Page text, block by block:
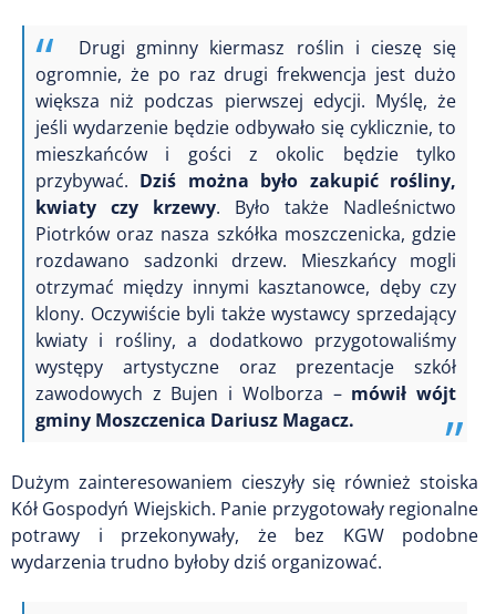
Drugi gminny kiermasz roślin i cieszę się
ogromnie, że po raz drugi frekwencja jest dużo
większa niż podczas pierwszej edycji. Myślę, że
jeśli wydarzenie będzie odbywało się cyklicznie, to
mieszkańców i gości z okolic będzie tylko
przybywać. Dziś można było zakupić rośliny,
kwiaty czy krzewy. Było także Nadleśnictwo
Piotrków oraz nasza szkółka moszczenicka, gdzie
rozdawano sadzonki drzew. Mieszkańcy mogli
otrzymać między innymi kasztanowce, dęby czy
klony. Oczywiście byli także wystawcy sprzedający
kwiaty i rośliny, a dodatkowo przygotowaliśmy
występy artystyczne oraz prezentacje szkół
zawodowych z Bujen i Wolborza – mówił wójt
gminy Moszczenica Dariusz Magacz.
Dużym zainteresowaniem cieszyły się również stoiska
Kół Gospodyń Wiejskich. Panie przygotowały regionalne
potrawy i przekonywały, że bez KGW podobne
wydarzenia trudno byłoby dziś organizować.